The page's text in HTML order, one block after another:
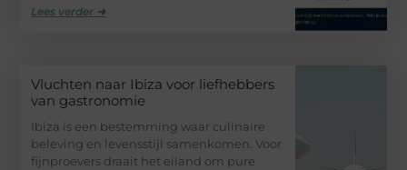
Lees verder ➜
Vluchten naar Ibiza voor liefhebbers
van gastronomie
Ibiza is een bestemming waar culinaire
beleving en levensstijl samenkomen. Voor
fijnproevers draait het eiland om pure